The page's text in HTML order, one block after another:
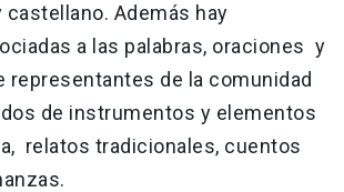
castellano. Además hay
a las palabras, oraciones y
de la comunidad
de instrumentos y elementos
relatos tradicionales, cuentos